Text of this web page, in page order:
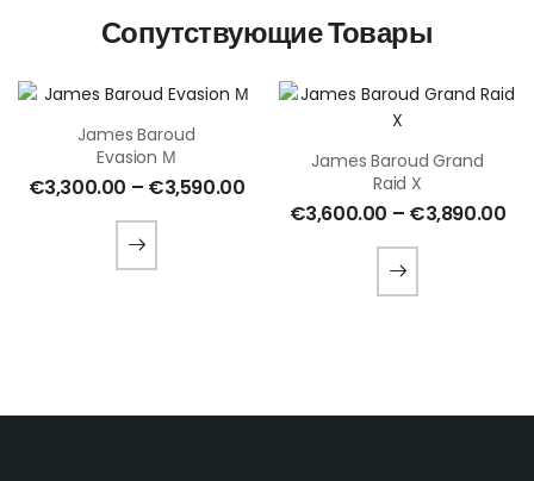
Сопутствующие Товары
James Baroud
Evasion М
€3,300.00 – €3,590.00
James Baroud Grand
Raid X
€3,600.00 – €3,890.00